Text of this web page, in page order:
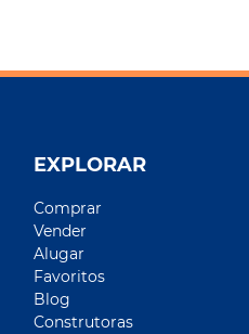
EXPLORAR
Comprar
Vender
Alugar
Favoritos
Blog
Construtoras